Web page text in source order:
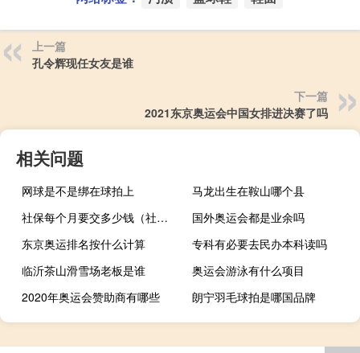
上一篇
孔令辉现任女友是谁
下一篇
2021东京奥运会中国女排进决赛了吗
相关问题
网球是不是绑在球拍上
马龙出生在鞍山哪个县
社保每个月要交多少钱（社保每个月要交多少钱）
国外奥运会都是业余吗
东京奥运排名按什么计算
专科有必要去民办本科读吗
临沂茶山滑雪场老板是谁
奥运会游泳有什么项目
2020年奥运会赞助商有哪些
朗宁羽毛球拍是哪国品牌